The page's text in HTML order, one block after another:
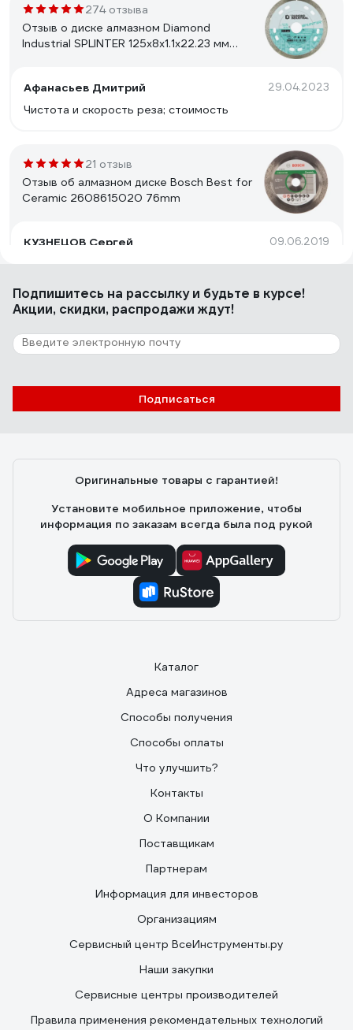
274 отзыва
Отзыв о диске алмазном Diamond
Industrial SPLINTER 125x8x1.1x22.23 мм
Афанасьев Дмитрий
29.04.2023
Чистота и скорость реза; стоимость
21 отзыв
Отзыв об алмазном диске Bosch Best for
Ceramic 2608615020 76mm
КУЗНЕЦОВ Сергей 09.06.2019
Бренд, цена, качество.
157 отзывов
Отзыв об алмазном диске Diamond
Industrial 350х25.4 мм DIDC350
Андрей Филиппович
Подпишитесь на рассылкуи будьте в курсе!
Акции, скидки, распродажи ждут!
Подписаться
Оригинальные товары с гарантией!
Установите мобильное приложение, чтобы
информация по заказам всегда была под рукой
Каталог
Адреса магазинов
Способы получения
Способы оплаты
Что улучшить?
Контакты
О Компании
Поставщикам
Партнерам
Информация для инвесторов
Организациям
Сервисный центр ВсеИнструменты.ру
Наши закупки
Сервисные центры производителей
Правила применения рекомендательных технологий